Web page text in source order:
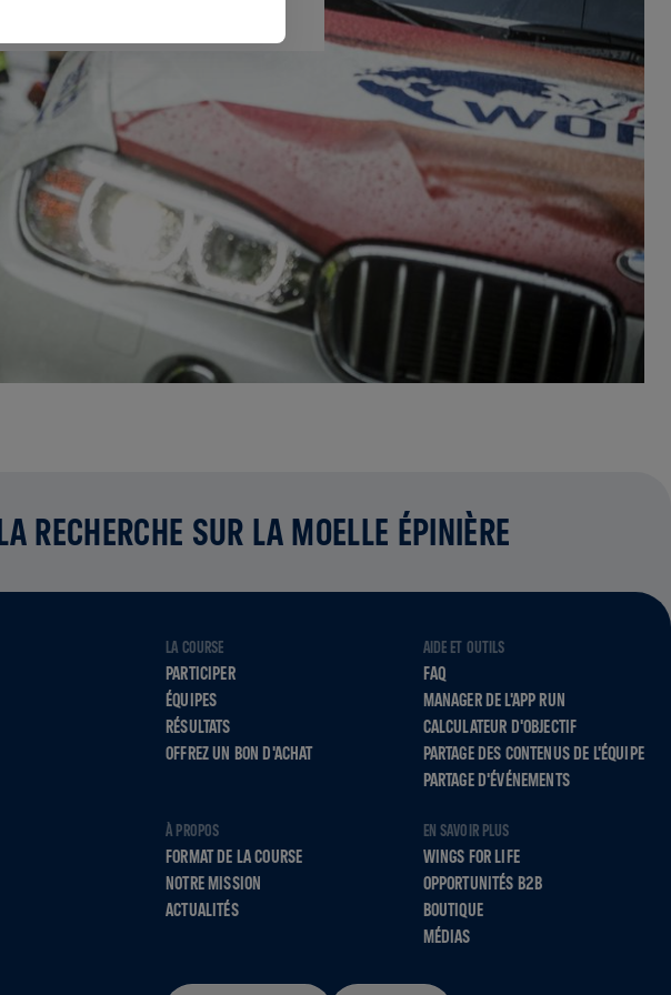
RECHERCHE SUR LA MOELLE ÉPINIÈRE
LA COURSE
PARTICIPER
ÉQUIPES
RÉSULTATS
OFFREZ UN BON D'ACHAT
AIDE ET OUTILS
FAQ
MANAGER DE L'APP RUN
CALCULATEUR D'OBJECTIF
PARTAGE DES CONTENUS DE L'ÉQUIPE
PARTAGE D'ÉVÉNEMENTS
À PROPOS
FORMAT DE LA COURSE
NOTRE MISSION
ACTUALITÉS
EN SAVOIR PLUS
WINGS FOR LIFE
OPPORTUNITÉS B2B
BOUTIQUE
MÉDIAS